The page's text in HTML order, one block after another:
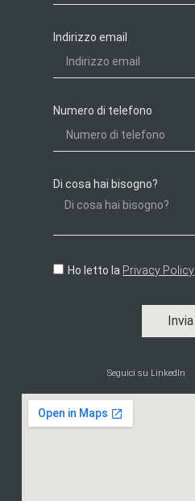
Indirizzo email
Numero di telefono
Di cosa hai bisogno?
Ho letto la Privacy Policy
Invia
Seguici su LinkedIn